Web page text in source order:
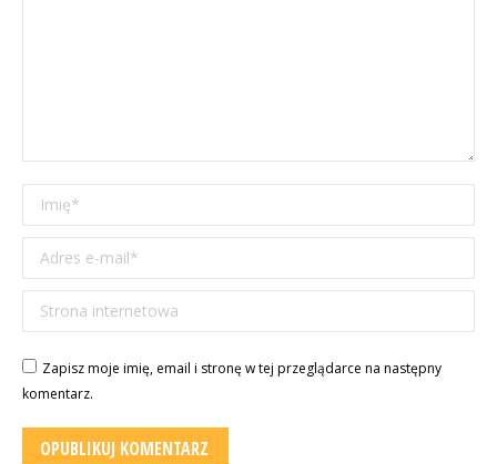
Imię *
Adres e-mail *
Strona internetowa
Zapisz moje imię, email i stronę w tej przeglądarce na następny
komentarz.
OPUBLIKUJ KOMENTARZ